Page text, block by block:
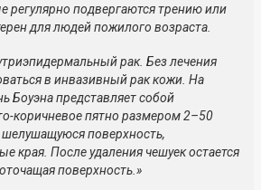
регулярно подвергаются трению или
для людей пожилого возраста.
рак. Без лечения
в инвазивный рак кожи. На
Боуэна представляет собой
коричневоепятно размером 2–50
поверхность,
края. После удаления чешуек остается
поверхность.»